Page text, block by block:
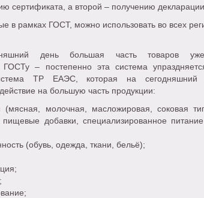
сертификата, а второй – получению декларации.
в рамках ГОСТ, можно использовать во всех
день большая часть товаров
ГОСТу – постепенно эта система
ТР ЕАЭС, которая на сегодняшний
на большую часть продукции:
(мясная, молочная, масложировая, соковая
пищевые добавки, специализированное
(обувь, одежда, ткани, бельё);